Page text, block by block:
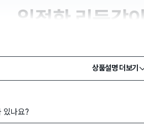
상품설명 더보기
있나요?